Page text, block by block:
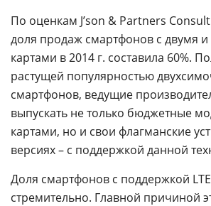
По оценкам J’son & Partners
доля продаж смартфонов с двумя и
картами в 2014 г. составила 60%.
растущей популярностью
смартфонов, ведущие
выпускать не только бюджетные
картами, но и свои флагманские
версиях – с поддержкой данной
Доля смартфонов с поддержкой LTE
стремительно. Главной причиной